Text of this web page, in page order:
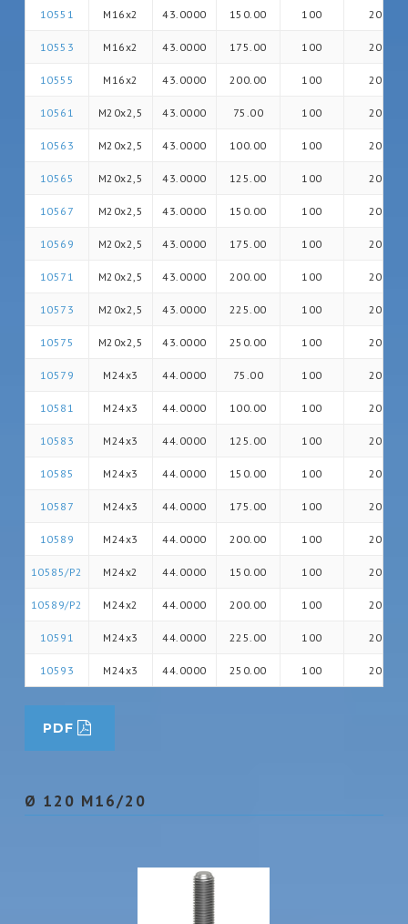
10551 M16x2 43.0000 150.00 100 20
10553 M16x2 43.0000 175.00 100 20
10555 M16x2 43.0000 200.00 100 20
10561 M20x2,5 43.0000 75.00 100 20
10563 M20x2,5 43.0000 100.00 100 20
10565 M20x2,5 43.0000 125.00 100 20
10567 M20x2,5 43.0000 150.00 100 20
10569 M20x2,5 43.0000 175.00 100 20
10571 M20x2,5 43.0000 200.00 100 20
10573 M20x2,5 43.0000 225.00 100 20
10575 M20x2,5 43.0000 250.00 100 20
10579 M24x3 44.0000 75.00 100 20
10581 M24x3 44.0000 100.00 100 20
10583 M24x3 44.0000 125.00 100 20
10585 M24x3 44.0000 150.00 100 20
10587 M24x3 44.0000 175.00 100 20
10589 M24x3 44.0000 200.00 100 20
10585/P2 M24x2 44.0000 150.00 100 20
10589/P2 M24x2 44.0000 200.00 100 20
10591 M24x3 44.0000 225.00 100 20
10593 M24x3 44.0000 250.00 100 20
PDF
Ø 120 M16/20